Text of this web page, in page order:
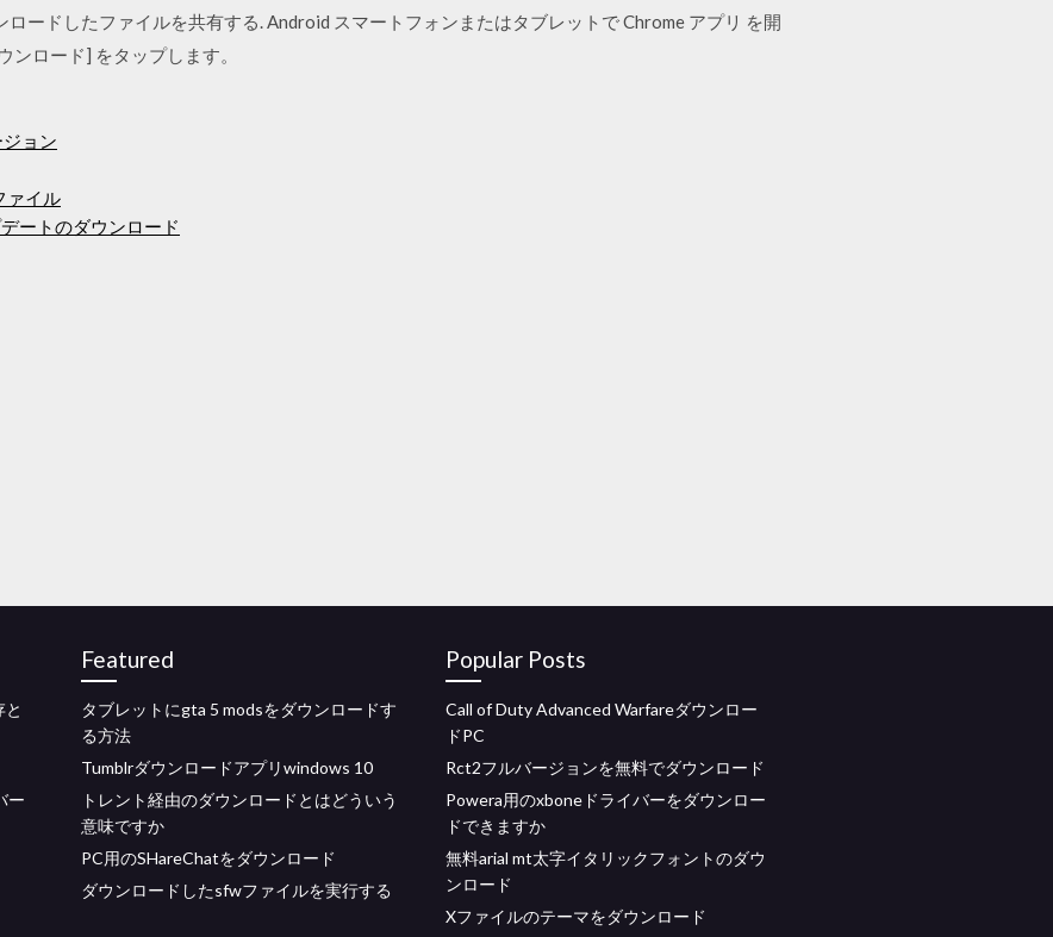
ードしたファイルを共有する. Android スマートフォンまたはタブレットで Chrome アプリ を開
ンロード] をタップします。
ョン
ァイル
ートのダウンロード
ー
Featured
タブレットにgta 5 modsをダウンロードす
る方法
Tumblrダウンロードアプリwindows 10
トレント経由のダウンロードとはどういう
意味ですか
PC用のSHareChatをダウンロード
ダウンロードしたsfwファイルを実行する
Popular Posts
Call of Duty Advanced Warfareダウンロー
ドPC
Rct2フルバージョンを無料でダウンロード
Powera用のxboneドライバーをダウンロー
ドできますか
無料arial mt太字イタリックフォントのダウ
ンロード
Xファイルのテーマをダウンロード